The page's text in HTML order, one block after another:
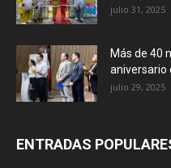
julio 31, 2025
Más de 40
aniversario
julio 29, 2025
ENTRADAS